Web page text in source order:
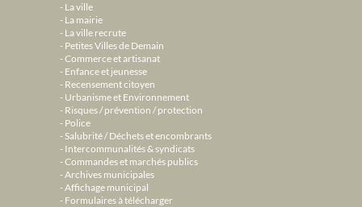
La ville
La mairie
La ville recrute
Petites Villes de Demain
Commerce et artisanat
Enfance et jeunesse
Recensement citoyen
Urbanisme et Environnement
Risques / prévention / protection
Police
Salubrité / Déchets et encombrants
Intercommunalités & syndicats
Commandes et marchés publics
Archives municipales
Affichage municipal
Formulaires à télécharger